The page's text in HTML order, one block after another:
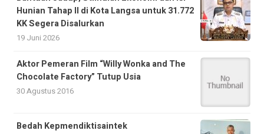
Hunian Tahap II di Kota Langsa untuk 31.772
KK Segera Disalurkan
19 Juni 2026
Aktor Pemeran Film “Willy Wonka and The
Chocolate Factory” Tutup Usia
30 Agustus 2016
Bedah Kepmendiktisaintek